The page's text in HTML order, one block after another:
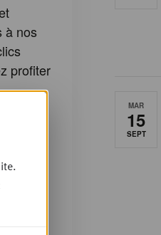
à nos
profiter
Plus
MAR
15
SEPT